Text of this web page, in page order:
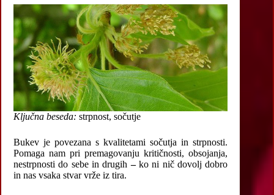
Ključna beseda: strpnost, sočutje
Bukev je povezana s kvalitetami sočutja in strpnosti.
Pomaga nam pri premagovanju kritičnosti, obsojanja,
nestrpnosti do sebe in drugih– ko ni nič dovolj dobro
in nas vsaka stvar vrže iz tira.